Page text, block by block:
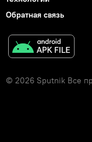
Обратная связь
© 2026 Sputnik Все